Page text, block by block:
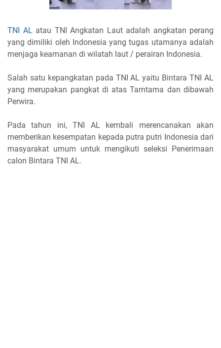
TNI AL atau TNI Angkatan Laut adalah angkatan perang
yang dimiliki oleh Indonesia yang tugas utamanya adalah
menjaga keamanan di wilatah laut / perairan Indonesia.
Salah satu kepangkatan pada TNI AL yaitu Bintara TNI AL
yang merupakan pangkat di atas Tamtama dan dibawah
Perwira.
Pada tahun ini, TNI AL kembali merencanakan akan
memberikan kesempatan kepada putra putri Indonesia dari
masyarakat umum untuk mengikuti seleksi Penerimaan
calon Bintara TNI AL.